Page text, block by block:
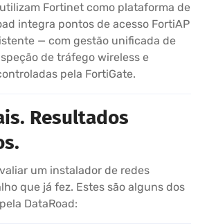
Fortinet como plataforma de
integra pontos de acesso FortiAP
— com gestão unificada de
de tráfego wireless e
pela FortiGate.
Resultados
um instalador de redes
que já fez. Estes são alguns dos
DataRoad: